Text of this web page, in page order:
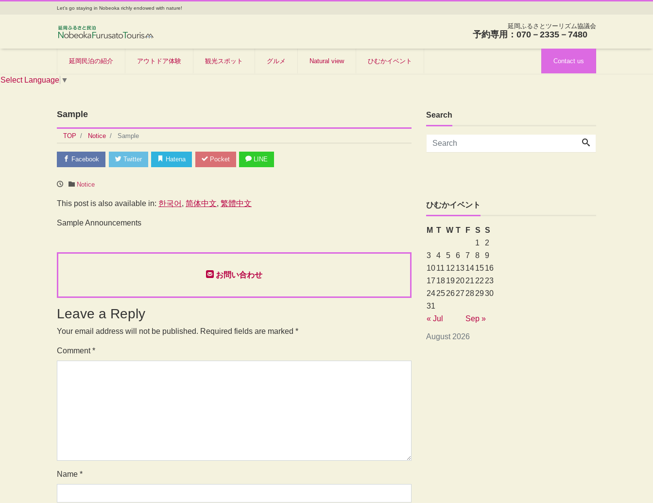
Let's go staying in Nobeoka richly endowed with nature!
延岡ふるさとツーリズム協議会
予約専用：070－2335－7480
延岡民泊の紹介 アウトドア体験 観光スポット グルメ Natural view ひむかイベント Contact us
Select Language ▼
Sample
TOP Notice Sample
Facebook Twitter Hatena Pocket LINE
Notice
This post is also available in: 한국어 简体中文 繁體中文
Sample Announcements
お問い合わせ
Leave a Reply
Your email address will not be published. Required fields are marked *
Comment*
Name *
Search
ひむかイベント
August 2026
M T W T F S S
1
2
3
4 5 6 7 8
9
1011 12 13141516
17 181920212223
24252627282930
31
« Jul
Sep »